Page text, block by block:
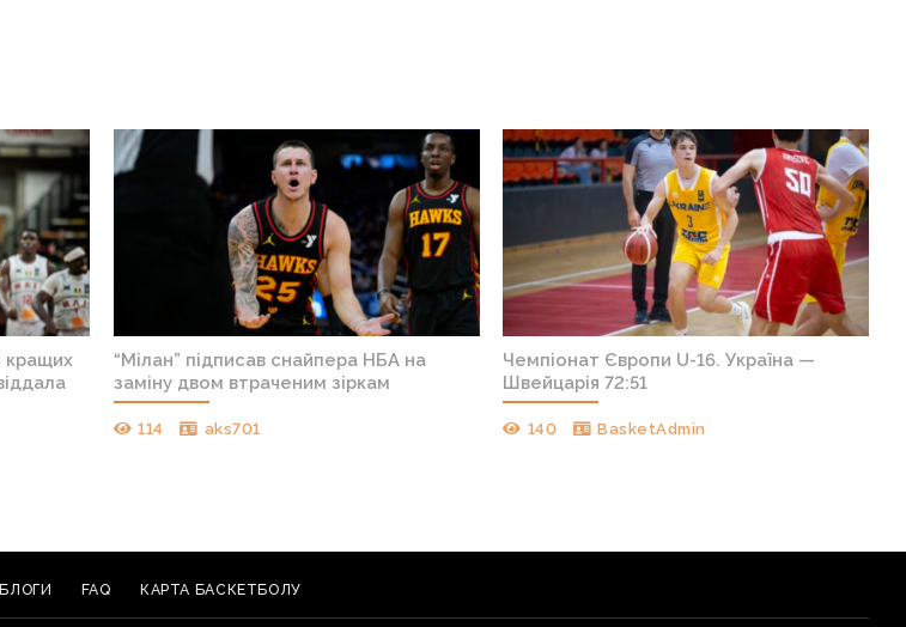
кращих
“Мілан” підписав снайпера НБА на
заміну двом втраченим зіркам
114 aks701
Чемпіонат Європи U-16. Україна —
Швейцарія 72:51
140 BasketAdmin
БЛОГИ FAQ КАРТА БАСКЕТБОЛУ